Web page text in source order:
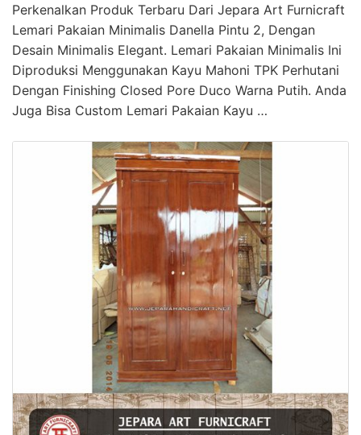
Perkenalkan Produk Terbaru Dari Jepara Art Furnicraft
Lemari Pakaian Minimalis Danella Pintu 2, Dengan
Desain Minimalis Elegant. Lemari Pakaian Minimalis Ini
Diproduksi Menggunakan Kayu Mahoni TPK Perhutani
Dengan Finishing Closed Pore Duco Warna Putih. Anda
Juga Bisa Custom Lemari Pakaian Kayu …